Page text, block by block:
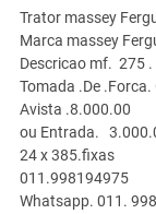
Trator massey
Marca massey
Descricao mf. 275
Tomada .De
Avista .8.000.00
ou Entrada.
24 x 385.fixas
011.998194975
Whatsapp. 011.